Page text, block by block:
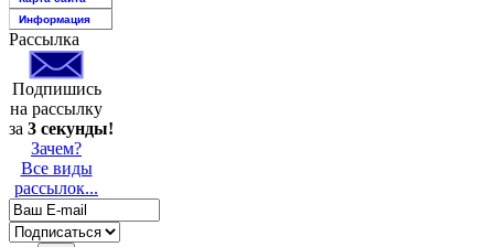
Информация
Рассылка
Подпишись
на рассылку
за 3 секунды!
Зачем?
Все виды
рассылок...